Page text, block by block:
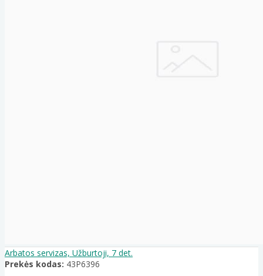
Arbatos servizas, Užburtoji, 7 det.
Prekės kodas: 43P6396